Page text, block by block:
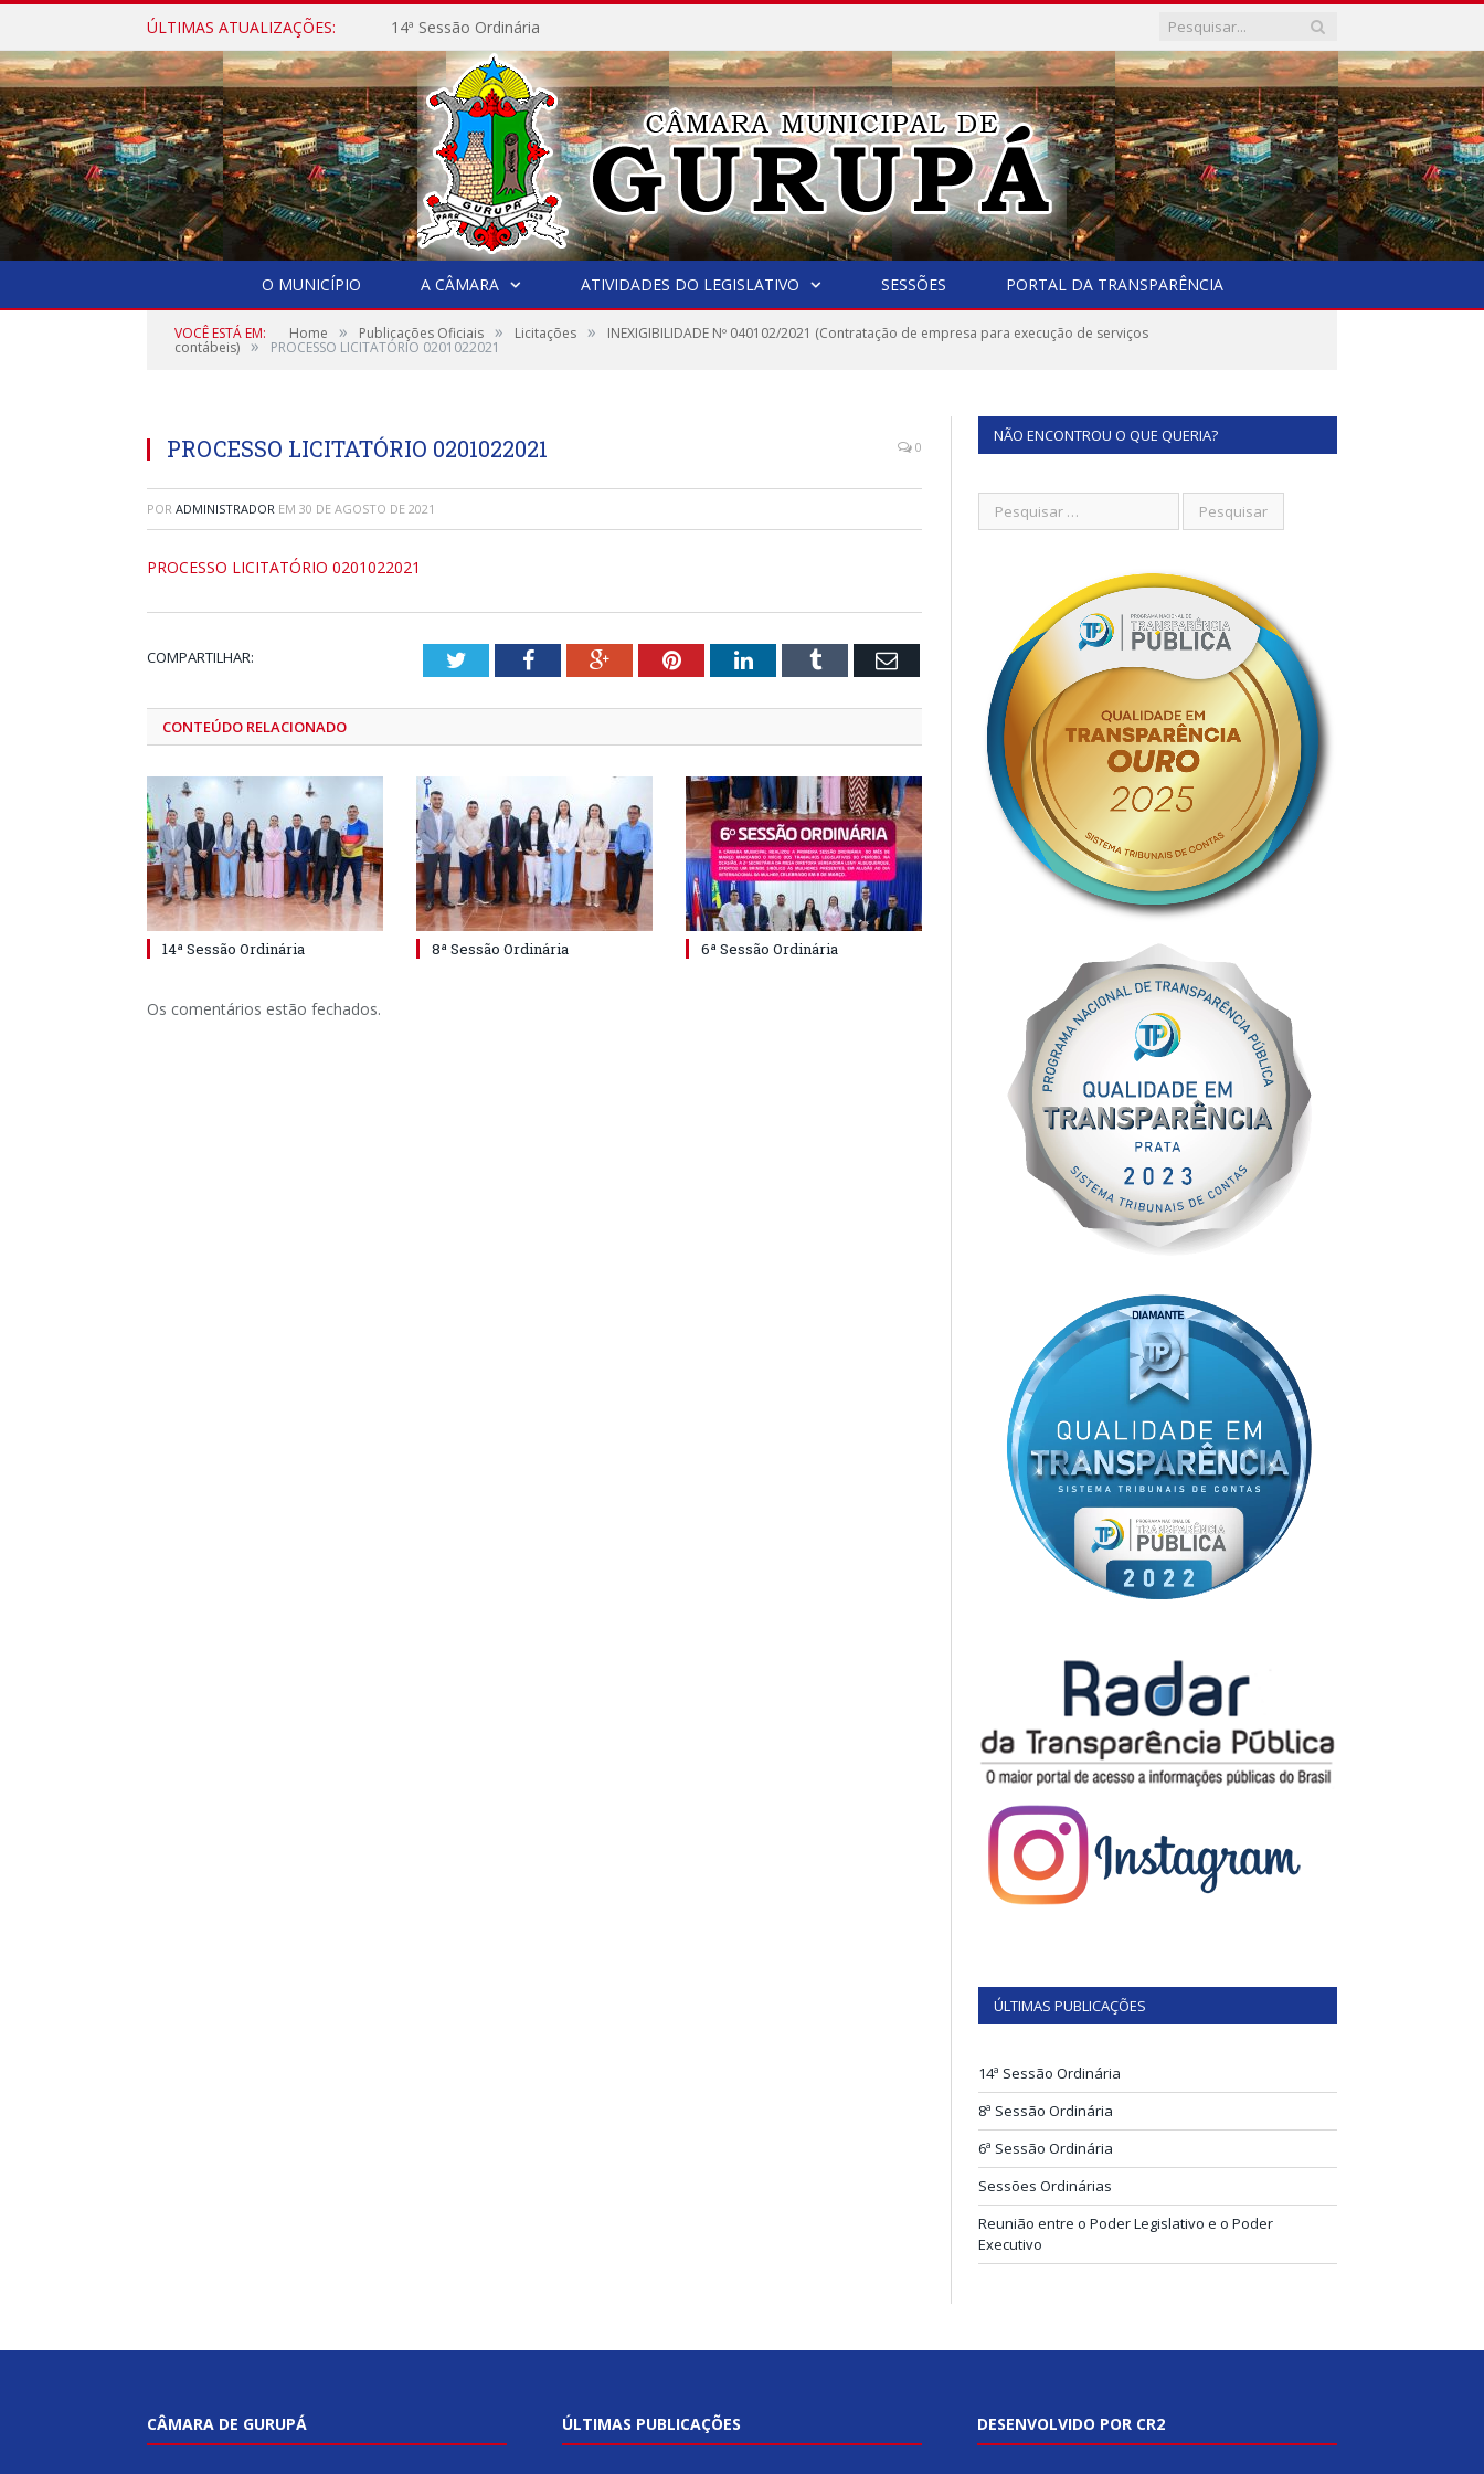
ÚLTIMAS ATUALIZAÇÕES: 14ª Sessão Ordinária
O MUNICÍPIO A CÂMARA ATIVIDADES DO LEGISLATIVO SESSÕES PORTAL DA TRANSPARÊNCIA
VOCÊ ESTÁ EM: Home » Publicações Oficiais » Licitações » INEXIGIBILIDADE Nº 040102/2021 (Contratação de empresa para execução de serviços
contábeis) » PROCESSO LICITATÓRIO 0201022021
PROCESSO LICITATÓRIO 0201022021 0
POR ADMINISTRADOR EM 30 DE AGOSTO DE 2021
PROCESSO LICITATÓRIO 0201022021
COMPARTILHAR: TwitterFacebookGoogle+PinterestLinkedInTumblr Email
CONTEÚDO RELACIONADO
14ª Sessão Ordinária 8ª Sessão Ordinária 6ª Sessão Ordinária
Os comentários estão fechados.
NÃO ENCONTROU O QUE QUERIA?
ÚLTIMAS PUBLICAÇÕES
14ª Sessão Ordinária
8ª Sessão Ordinária
6ª Sessão Ordinária
Sessões Ordinárias
Reunião entre o Poder Legislativo e o Poder
Executivo
CÂMARA DE GURUPÁ ÚLTIMAS PUBLICAÇÕES DESENVOLVIDO POR CR2